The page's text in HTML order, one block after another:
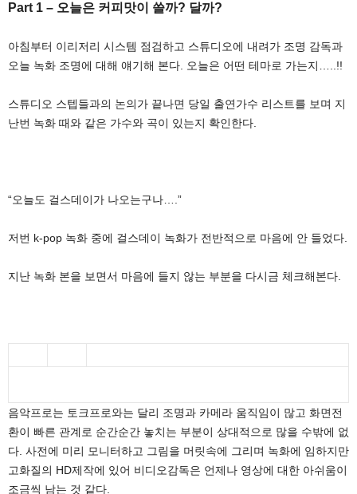
Part 1 – 오늘은 커피맛이 쓸까? 달까?
아침부터 이리저리 시스템 점검하고 스튜디오에 내려가 조명 감독과
오늘 녹화 조명에 대해 얘기해 본다. 오늘은 어떤 테마로 가는지…..!!
스튜디오 스텝들과의 논의가 끝나면 당일 출연가수 리스트를 보며 지
난번 녹화 때와 같은 가수와 곡이 있는지 확인한다.
“오늘도 걸스데이가 나오는구나….”
저번 k-pop 녹화 중에 걸스데이 녹화가 전반적으로 마음에 안 들었다.
지난 녹화 본을 보면서 마음에 들지 않는 부분을 다시금 체크해본다.
음악프로는 토크프로와는 달리 조명과 카메라 움직임이 많고 화면전
환이 빠른 관계로 순간순간 놓치는 부분이 상대적으로 많을 수밖에 없
다. 사전에 미리 모니터하고 그림을 머릿속에 그리며 녹화에 임하지만
고화질의 HD제작에 있어 비디오감독은 언제나 영상에 대한 아쉬움이
조금씩 남는 것 같다.